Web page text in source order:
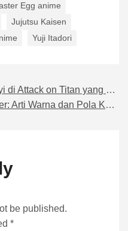
Egg anime
Jujutsu Kaisen
Yuji Itadori
yang Mungkin Terlewat oleh Fans
Kostum Hashira yang Jarang Diketahui
be published.
*